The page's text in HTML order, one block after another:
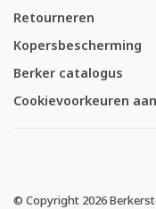
Retourneren
Kopersbescherming
Berker catalogus
Cookievoorkeuren
© Copyright 2026